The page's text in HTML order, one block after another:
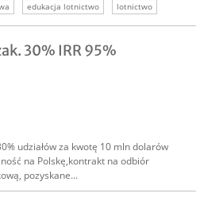
edukacja lotnictwo
lotnictwo
szukam inwestora lotnictwo
30% IRR 95%
udziałów za kwotę 10 mln dolarów
na Polskę,kontrakt na odbiór
pozyskane...